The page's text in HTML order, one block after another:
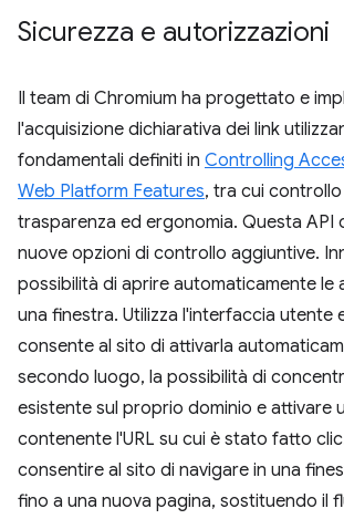
Sicurezza e autorizzazioni
Il team di Chromium ha progettato e
l'acquisizione dichiarativa dei link
fondamentali definiti in Controlling
Web Platform Features, tra cui
trasparenza ed ergonomia. Questa API
nuove opzioni di controllo aggiuntive.
possibilità di aprire automaticamente le
una finestra. Utilizza l'interfaccia utente
consente al sito di attivarla
secondo luogo, la possibilità di
esistente sul proprio dominio e attivare
contenente l'URL su cui è stato fatto
consentire al sito di navigare in una
fino a una nuova pagina, sostituendo il